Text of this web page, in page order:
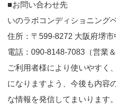
■お問い合わせ先
いのラボコンディショニング
住所：〒599-8272 大阪府堺
電話：090-8148-7083（営業
ご利用者様により使いやすく
になりますよう、今後も内容
な情報を発信してまいります。